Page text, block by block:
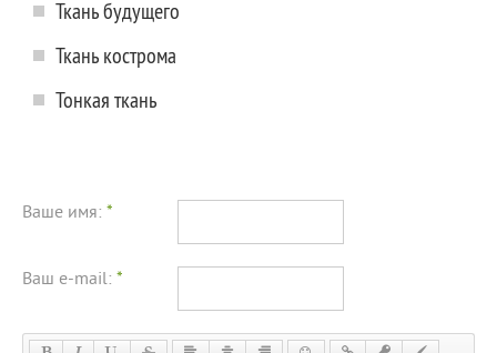
Ткань будущего
Ткань кострома
Тонкая ткань
Ваше имя: *
Ваш e-mail: *